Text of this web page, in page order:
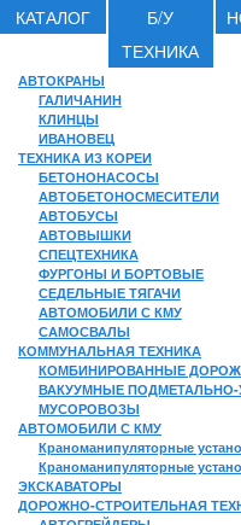
КАТАЛОГ
Б/У
ТЕХНИКА
АВТОКРАНЫ
ГАЛИЧАНИН
КЛИНЦЫ
ИВАНОВЕЦ
ТЕХНИКА ИЗ КОРЕИ
БЕТОНОНАСОСЫ
АВТОБЕТОНОСМЕСИТЕЛИ
АВТОБУСЫ
АВТОВЫШКИ
СПЕЦТЕХНИКА
ФУРГОНЫ И БОРТОВЫЕ
СЕДЕЛЬНЫЕ ТЯГАЧИ
АВТОМОБИЛИ С КМУ
САМОСВАЛЫ
КОММУНАЛЬНАЯ ТЕХНИКА
КОМБИНИРОВАННЫЕ
ВАКУУМНЫЕ
МУСОРОВОЗЫ
АВТОМОБИЛИ С КМУ
Краноманипуляторные
Краноманипуляторные
ЭКСКАВАТОРЫ
ДОРОЖНО-СТРОИТЕЛЬНАЯ